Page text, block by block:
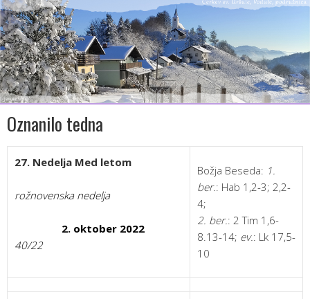
Oznanilo tedna
27. Nedelja Med letom
rožnovenska nedelja
2. oktober 2022
40/22
Božja Beseda: 1.
ber.: Hab 1,2-3; 2,2-
4;
2. ber.: 2 Tim 1,6-
8.13-14; ev.: Lk 17,5-
10